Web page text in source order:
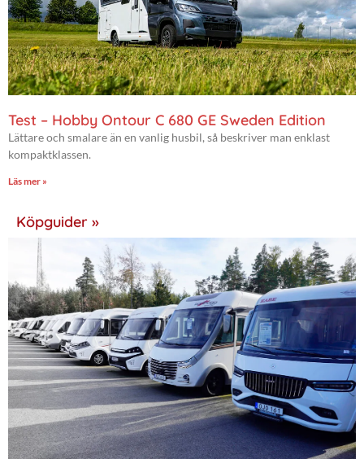
Test – Hobby Ontour C 680 GE Sweden Edition
Lättare och smalare än en vanlig husbil, så beskriver man enklast
kompaktklassen.
Läs mer »
Köpguider »